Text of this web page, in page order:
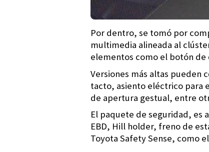
Por dentro, se tomó por
multimedia alineada al
elementos como el botón
Versiones más altas pueden
tacto, asiento eléctrico para
de apertura gestual, entre
El paquete de seguridad, es
EBD, Hill holder, freno de
Toyota Safety Sense, como